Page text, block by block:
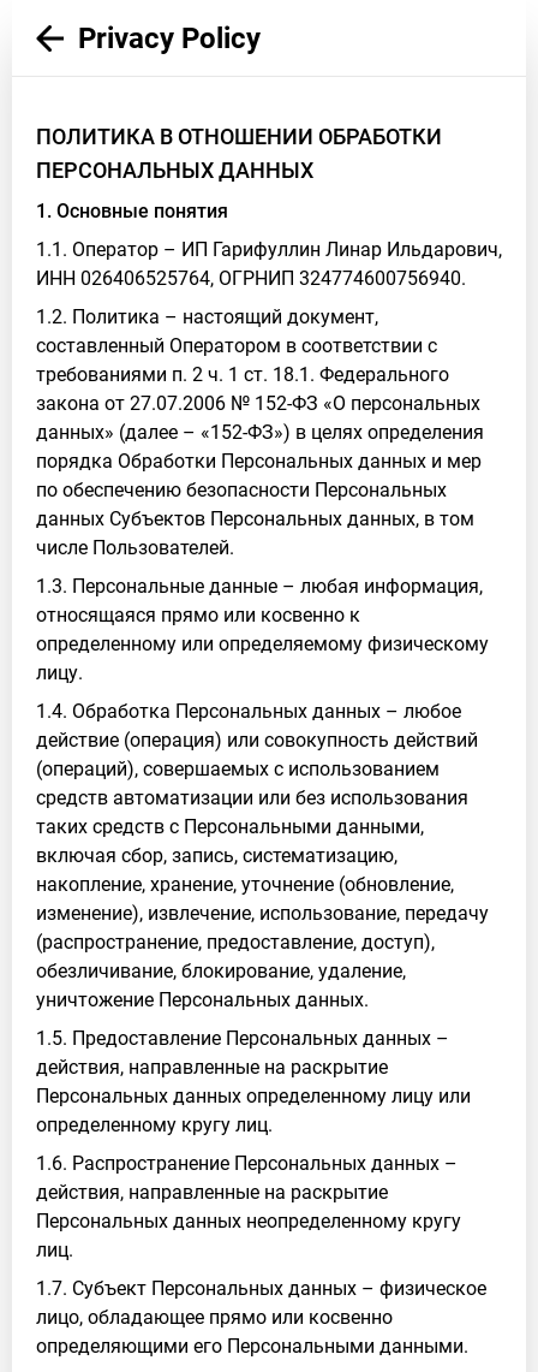
Privacy Policy
ПОЛИТИКА В ОТНОШЕНИИ ОБРАБОТКИ
ПЕРСОНАЛЬНЫХ ДАННЫХ
1. Основные понятия
1.1. Оператор – ИП Гарифуллин Линар Ильдарович,
ИНН 026406525764, ОГРНИП 324774600756940.
1.2. Политика – настоящий документ,
составленный Оператором в соответствии с
требованиями п. 2 ч. 1 ст. 18.1. Федерального
закона от 27.07.2006 № 152-ФЗ «О персональных
данных» (далее – «152-ФЗ») в целях определения
порядка Обработки Персональных данных и мер
по обеспечению безопасности Персональных
данных Субъектов Персональных данных, в том
числе Пользователей.
1.3. Персональные данные – любая информация,
относящаяся прямо или косвенно к
определенному или определяемому физическому
лицу.
1.4. Обработка Персональных данных – любое
действие (операция) или совокупность действий
(операций), совершаемых с использованием
средств автоматизации или без использования
таких средств с Персональными данными,
включая сбор, запись, систематизацию,
накопление, хранение, уточнение (обновление,
изменение), извлечение, использование, передачу
(распространение, предоставление, доступ),
обезличивание, блокирование, удаление,
уничтожение Персональных данных.
1.5. Предоставление Персональных данных –
действия, направленные на раскрытие
Персональных данных определенному лицу или
определенному кругу лиц.
1.6. Распространение Персональных данных –
действия, направленные на раскрытие
Персональных данных неопределенному кругу
лиц.
1.7. Субъект Персональных данных – физическое
лицо, обладающее прямо или косвенно
определяющими его Персональными данными.